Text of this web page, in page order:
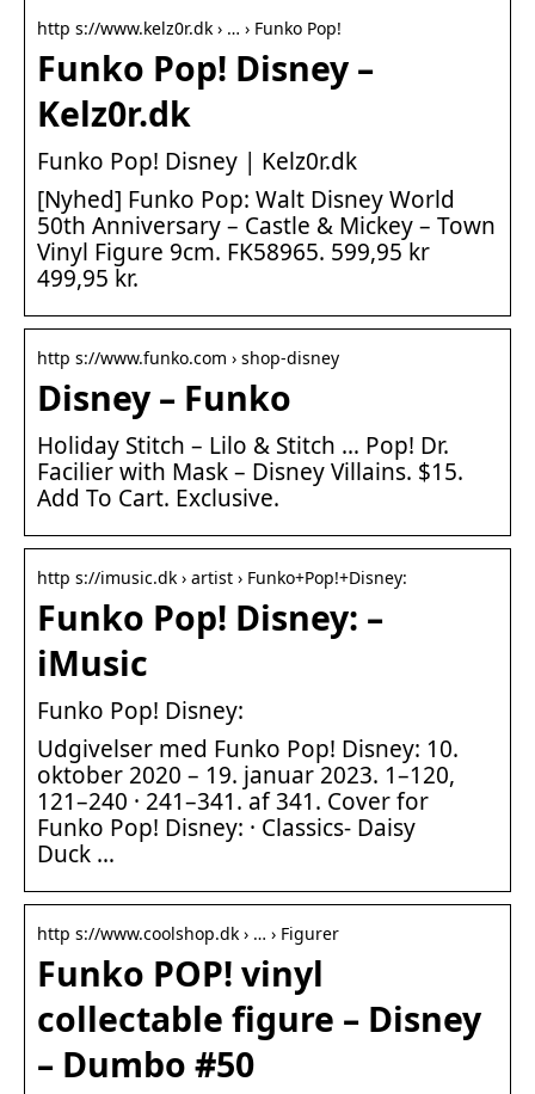
http s://www.kelz0r.dk › … › Funko Pop!
Funko Pop! Disney –
Kelz0r.dk
Funko Pop! Disney | Kelz0r.dk
[Nyhed] Funko Pop: Walt Disney World
50th Anniversary – Castle & Mickey – Town
Vinyl Figure 9cm. FK58965. 599,95 kr
499,95 kr.
http s://www.funko.com › shop-disney
Disney – Funko
Holiday Stitch – Lilo & Stitch … Pop! Dr.
Facilier with Mask – Disney Villains. $15.
Add To Cart. Exclusive.
http s://imusic.dk › artist › Funko+Pop!+Disney:
Funko Pop! Disney: –
iMusic
Funko Pop! Disney:
Udgivelser med Funko Pop! Disney: 10.
oktober 2020 – 19. januar 2023. 1–120,
121–240 · 241–341. af 341. Cover for
Funko Pop! Disney: · Classics- Daisy
Duck …
http s://www.coolshop.dk › … › Figurer
Funko POP! vinyl
collectable figure – Disney
– Dumbo #50